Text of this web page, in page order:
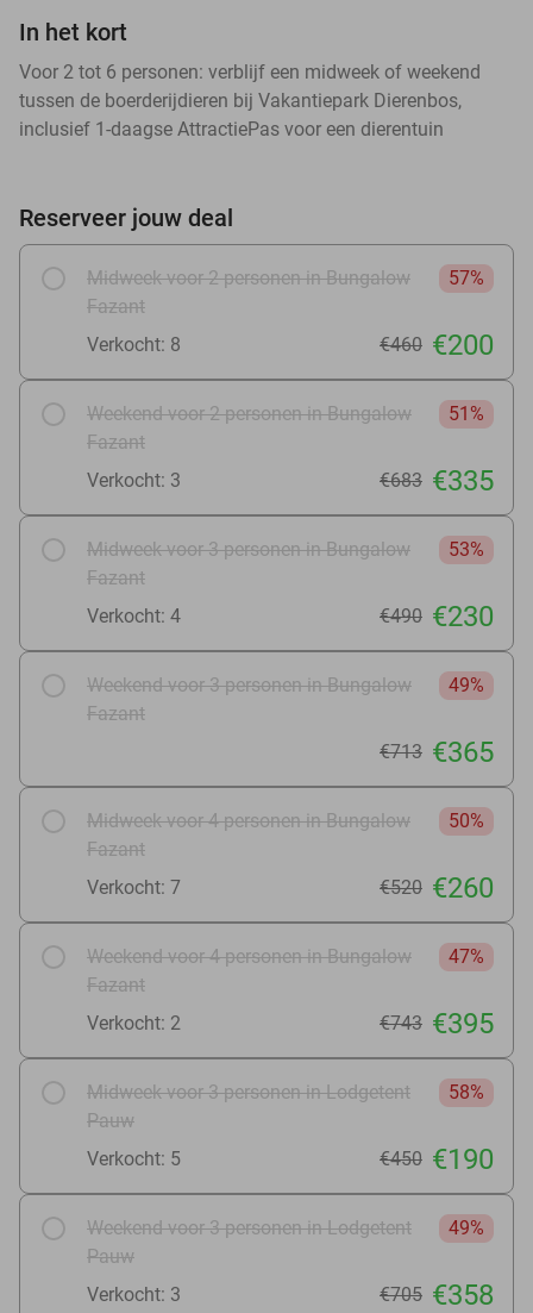
In het kort
Voor 2 tot 6 personen: verblijf een midweek of weekend
tussen de boerderijdieren bij Vakantiepark Dierenbos,
inclusief 1-daagse AttractiePas voor een dierentuin
Reserveer jouw deal
Midweek voor 2 personen in Bungalow
Fazant
57%
Verkocht: 8 €460 €200
Weekend voor 2 personen in Bungalow
Fazant
51%
Verkocht: 3 €683 €335
Midweek voor 3 personen in Bungalow
Fazant
53%
Verkocht: 4 €490 €230
Weekend voor 3 personen in Bungalow
Fazant
49%
€713 €365
Midweek voor 4 personen in Bungalow
Fazant
50%
Verkocht: 7 €520 €260
Weekend voor 4 personen in Bungalow
Fazant
47%
Verkocht: 2 €743 €395
Midweek voor 3 personen in Lodgetent
Pauw
58%
Verkocht: 5 €450 €190
Weekend voor 3 personen in Lodgetent
Pauw
49%
Verkocht: 3 €705 €358